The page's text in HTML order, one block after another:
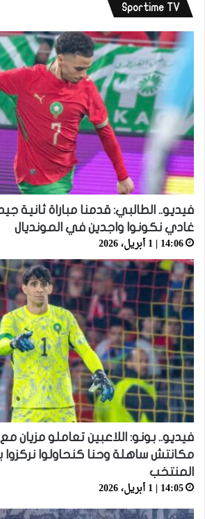
Sportime TV
فيديو.. الطالبي: قدمنا مباراة ثانية
غادي نكونوا واجدين في المونديال
14:06 | 1 أبريل، 2026
فيديو.. بونو: اللاعبين تعاملو مزيان مع
مكانتش ساهلة وحنا كنحاولوا نركزوا
المنتخب
14:05 | 1 أبريل، 2026